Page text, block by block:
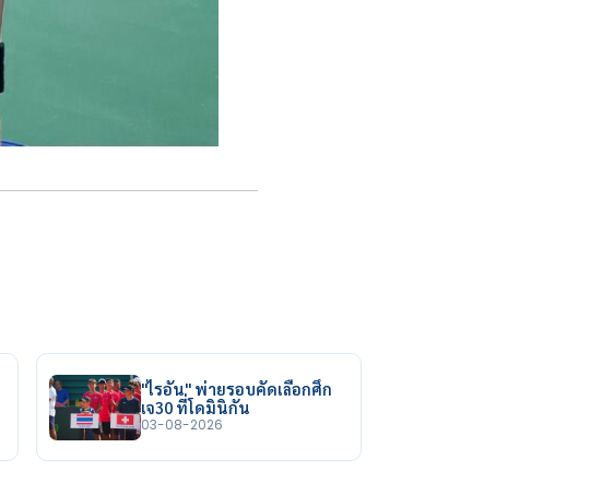
"ไรอัน" พ่ายรอบคัดเลือกศึก
เจ30 ที่โดมินิกัน
03-08-2026